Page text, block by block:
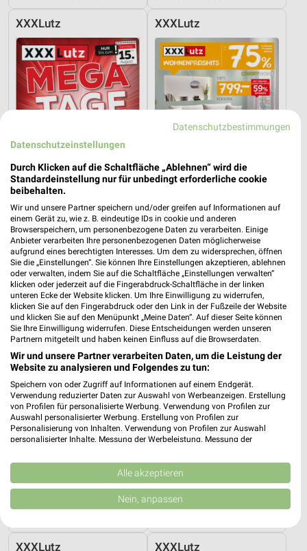
XXXLutz
30,7 km
Mega Tage
Gültig bis Fr. 14.08.
XXXLutz
30,7 km
Wohnenpreishits
Gültig bis Fr. 14.08.
XXXLutz
30,7 km
XXXLutz
30,7 km
Angebote ab 08.08.
XXXLutz XXXLutz
Datenschutzbestimmungen
Datenschutzeinstellungen
Durch Klicken auf die Schaltfläche „Ablehnen“ wird die
Standardeinstellung nur für unbedingt erforderliche cookie
beibehalten.
Wir und unsere Partner speichern und/oder greifen auf Informationen auf
einem Gerät zu, wie z. B. eindeutige IDs in cookie und anderen
Browserspeichern, um personenbezogene Daten zu verarbeiten. Einige
Anbieter verarbeiten Ihre personenbezogenen Daten möglicherweise
aufgrund eines berechtigten Interesses. Um dem zu widersprechen, öffnen
Sie die „Einstellungen“. Sie können Ihre Einstellungen akzeptieren, ablehnen
oder verwalten, indem Sie auf die Schaltfläche „Einstellungen verwalten“
klicken oder jederzeit auf die Fingerabdruck-Schaltfläche in der linken
unteren Ecke der Website klicken. Um Ihre Einwilligung zu widerrufen,
klicken Sie auf den Fingerabdruck oder den Link in der Fußzeile der Website
und klicken Sie auf den Menüpunkt „Meine Daten“. Auf dieser Seite können
Sie Ihre Einwilligung widerrufen. Diese Entscheidungen werden unseren
Partnern mitgeteilt und haben keinen Einfluss auf die Browserdaten.
Wir und unsere Partner verarbeiten Daten, um die Leistung der
Website zu analysieren und Folgendes zu tun:
Speichern von oder Zugriff auf Informationen auf einem Endgerät.
Verwendung reduzierter Daten zur Auswahl von Werbeanzeigen. Erstellung
von Profilen für personalisierte Werbung. Verwendung von Profilen zur
Auswahl personalisierter Werbung. Erstellung von Profilen zur
Personalisierung von Inhalten. Verwendung von Profilen zur Auswahl
personalisierter Inhalte. Messung der Werbeleistung. Messung der
Kombinationen von Daten aus verschiedenen Quellen. Entwicklung und
Verbesserung der Angebote. Verwendung reduzierter Daten zur Auswahl
von Inhalten.
Daten können außerhalb der Europäischen Union weitergegeben und in die
USA gesendet werden.
Website/App.
Alle akzeptieren
Nein, anpassen